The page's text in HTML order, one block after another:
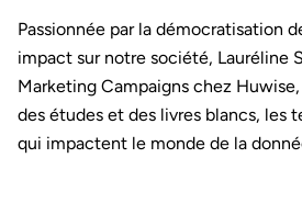
Passionnée par la démocratisation
impact sur notre société, Lauréline
Marketing Campaigns chez
des études et des livres blancs, les
qui impactent le monde de la